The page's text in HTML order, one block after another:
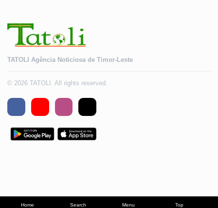
Home Search Menu Top
TATOLI Agência Noticiosa de Timor-Leste
© 2026 TATOLI. All rights reserved.